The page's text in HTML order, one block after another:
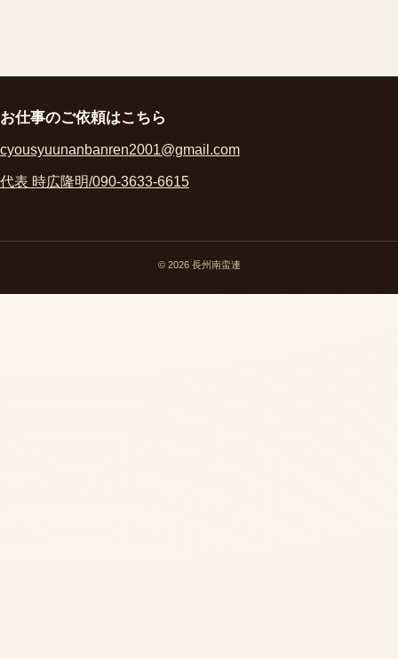
お仕事のご依頼はこちら
cyousyuunanbanren2001@gmail.com
代表 時広隆明/090-3633-6615
© 2026 長州南蛮連